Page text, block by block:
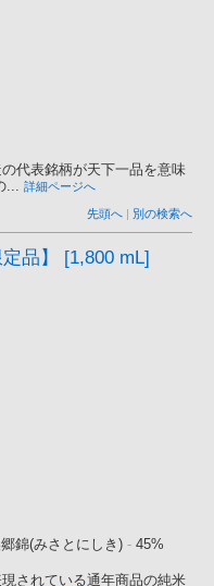
代表銘柄が天下一品を意味
... 詳細ページへ
先頭へ | 別の検索へ
品】 [1,800 mL]
錦(みさとにしき) - 45%
されている通年商品の純米